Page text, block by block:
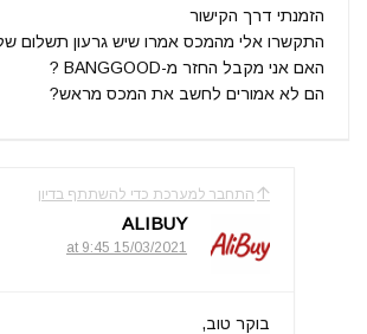
הזמנתי דרך הקישור
התקשרו אלי מהמכס אמרו שיש גרעון תשלום של 230
האם אני מקבל החזר מ-BANGGOOD ?
הם לא אמורים לחשב את המכס מראש?
התחבר למערכת כדי להשתתף בדיון
ALIBUY
15/03/2021 at 9:45
בוקר טוב,